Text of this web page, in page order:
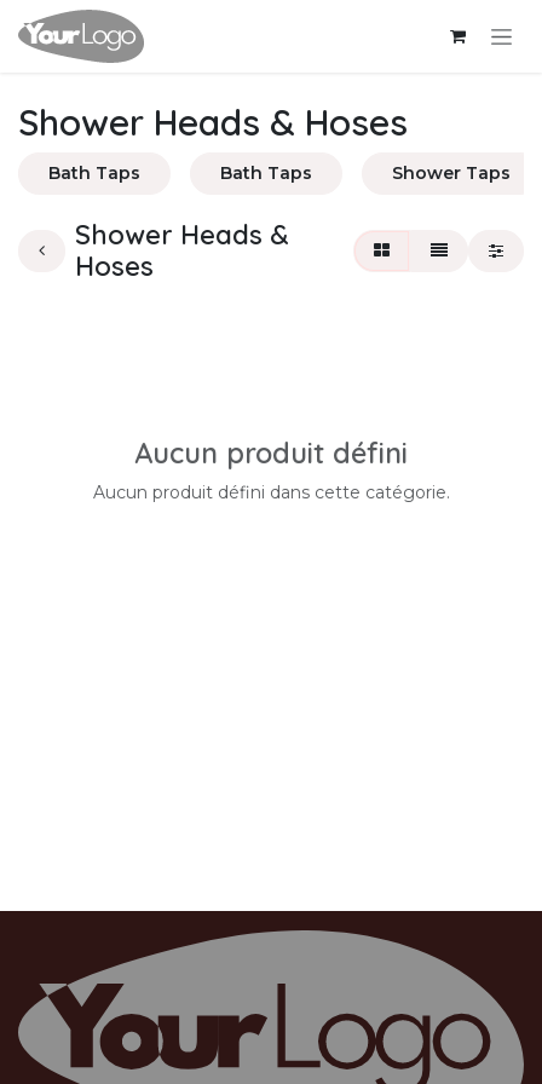
Se rendre au contenu
Shower Heads & Hoses
Bath Taps Bath Taps Shower Taps
Shower Heads &
Hoses
Aucun produit défini
Aucun produit défini dans cette catégorie.